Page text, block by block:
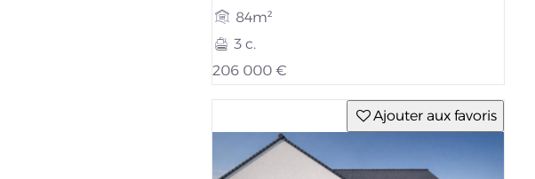
84m²
3 c.
206 000 €
Ajouter aux favoris